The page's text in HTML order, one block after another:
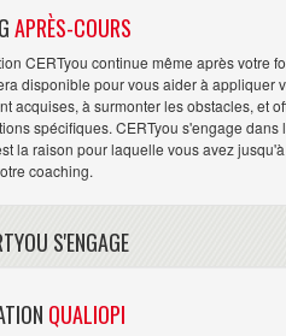
APRÈS-COURS
CERTyou continue même après votre
disponible pour vous aider à appliquer
acquises, à surmonter les obstacles, et
spécifiques. CERTyou s'engage dans
la raison pour laquelle vous avez
coaching.
S'ENGAGE
QUALIOPI